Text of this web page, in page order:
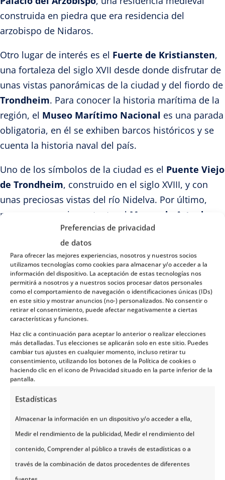
Preferencias de privacidad
de datos
Para ofrecer las mejores experiencias, nosotros y nuestros socios
utilizamos tecnologías como cookies para almacenar y/o acceder a la
información del dispositivo. La aceptación de estas tecnologías nos
permitirá a nosotros y a nuestros socios procesar datos personales
como el comportamiento de navegación o identificaciones únicas (IDs)
en este sitio y mostrar anuncios (no-) personalizados. No consentir o
retirar el consentimiento, puede afectar negativamente a ciertas
características y funciones.
Haz clic a continuación para aceptar lo anterior o realizar elecciones
más detalladas. Tus elecciones se aplicarán solo en este sitio. Puedes
cambiar tus ajustes en cualquier momento, incluso retirar tu
consentimiento, utilizando los botones de la Política de cookies o
haciendo clic en el icono de Privacidad situado en la parte inferior de la
pantalla.
Estadísticas
Almacenar la información en un dispositivo y/o acceder a ella,
Medir el rendimiento de la publicidad, Medir el rendimiento del
contenido, Comprender al público a través de estadísticas o a
través de la combinación de datos procedentes de diferentes
construida en piedra que era residencia del
arzobispo de Nidaros.
Otro lugar de interés es el Fuerte de Kristiansten,
una fortaleza del siglo XVII desde donde disfrutar de
unas vistas panorámicas de la ciudad y del fiordo de
Trondheim. Para conocer la historia marítima de la
región, el Museo Marítimo Nacional es una parada
obligatoria, en él se exhiben barcos históricos y se
cuenta la historia naval del país.
Uno de los símbolos de la ciudad es el Puente Viejo
de Trondheim, construido en el siglo XVIII, y con
unas preciosas vistas del río Nidelva. Por último,
pero no menos importante, el Museo de Arte de
(TKM) con una impresionante colección
de arte noruego contemporáneo. Esto es sólo una
pequeña muestra del rico patrimonio cultural e
histórico queTrondheimtiene para ofrecer a sus
visitantes.
En conclusión,